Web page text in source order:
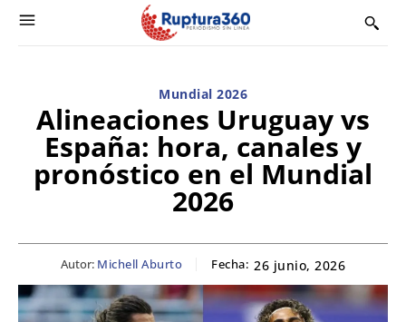
Mundial 2026
Alineaciones Uruguay vs
España: hora, canales y
pronóstico en el Mundial
2026
Autor: Michell Aburto Fecha: 26 junio, 2026